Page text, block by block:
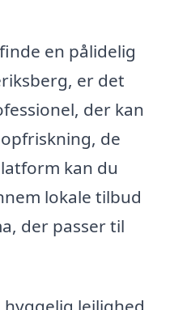
en pålidelig
er det
der kan
de
kan du
lokale tilbud
der passer til